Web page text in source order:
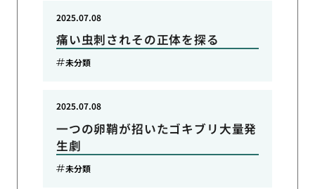
痛い虫刺されその正体を探る
2025.07.08
未分類
一つの卵鞘が招いたゴキブリ大量発
生劇
2025.07.08
未分類